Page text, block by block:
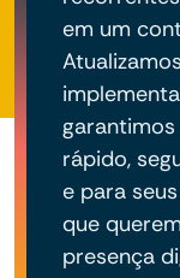
em um
rápido,
e para
que
presença